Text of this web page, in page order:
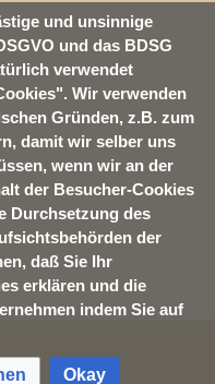
und unsinnige
und das BDSG
verwendet
Wir verwenden
Gründen, z.B. zum
damit wir selber uns
wenn wir an der
der Besucher-Cookies
Durchsetzung des
der
daß Sie Ihr
erklären und die
indem Sie auf
Okay